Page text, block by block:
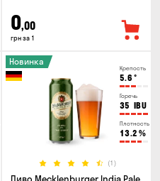
0,00
грн за 1
Крепость
5.6 °
Горечь
35 IBU
Плотность
13.2 %
(1)
Новинка